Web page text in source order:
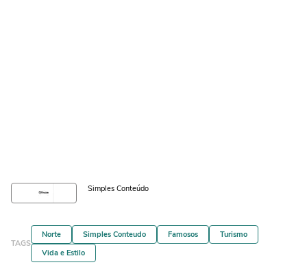
Simples Conteúdo
TAGS
Norte Simples Conteudo Famosos
Turismo
Vida e Estilo